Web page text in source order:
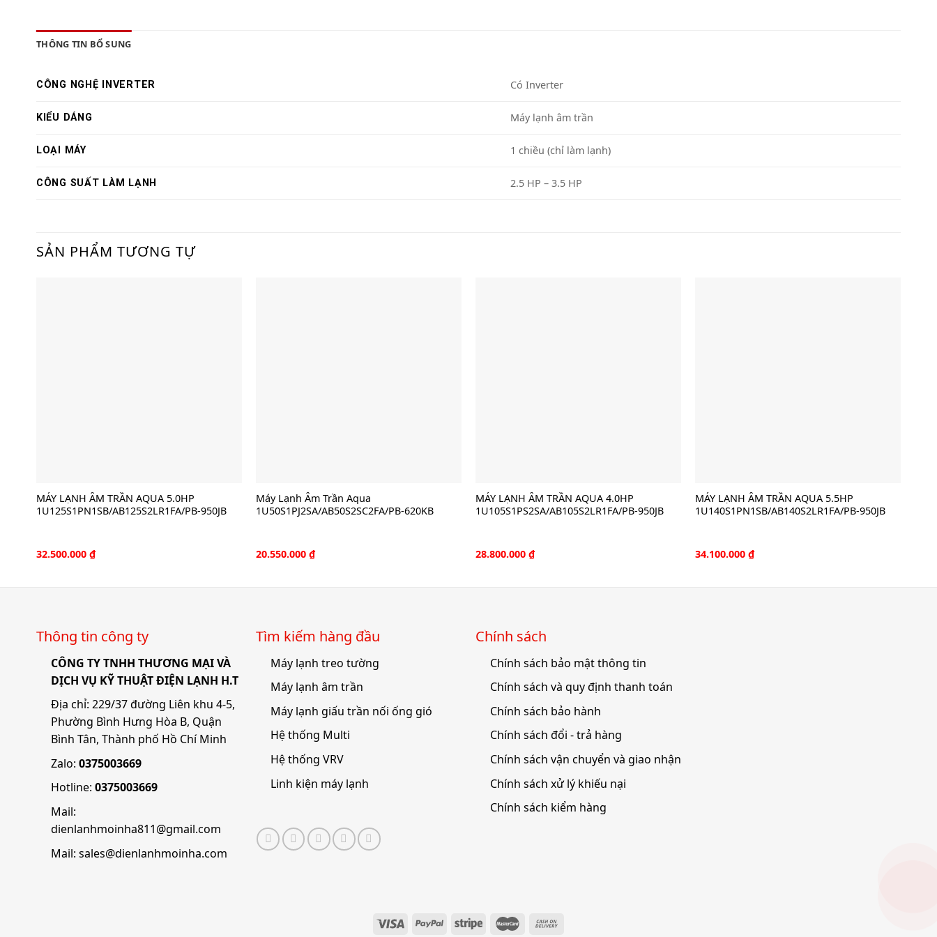
THÔNG TIN BỔ SUNG
CÔNG NGHỆ INVERTER Có Inverter
KIỂU DÁNG Máy lạnh âm trần
LOẠI MÁY 1 chiều (chỉ làm lạnh)
CÔNG SUẤT LÀM LẠNH 2.5 HP – 3.5 HP
SẢN PHẨM TƯƠNG TỰ
MÁY LẠNH ÂM TRẦN AQUA 5.0HP
1U125S1PN1SB/AB125S2LR1FA/PB-950JB
32.500.000 ₫
Máy Lạnh Âm Trần Aqua
1U50S1PJ2SA/AB50S2SC2FA/PB-620KB
20.550.000 ₫
MÁY LẠNH ÂM TRẦN AQUA 4.0HP
1U105S1PS2SA/AB105S2LR1FA/PB-950JB
28.800.000 ₫
MÁY LẠNH ÂM TRẦN AQUA 5.5HP
1U140S1PN1SB/AB140S2LR1FA/PB-950JB
34.100.000 ₫
Thông tin công ty
CÔNG TY TNHH THƯƠNG MẠI VÀ
DỊCH VỤ KỸ THUẬT ĐIỆN LẠNH H.T
Địa chỉ: 229/37 đường Liên khu 4-5,
Phường Bình Hưng Hòa B, Quận
Bình Tân, Thành phố Hồ Chí Minh
Zalo: 0375003669
Hotline: 0375003669
Mail:
dienlanhmoinha811@gmail.com
Mail: sales@dienlanhmoinha.com
Tìm kiếm hàng đầu
Máy lạnh treo tường
Máy lạnh âm trần
Máy lạnh giấu trần nối ống gió
Hệ thống Multi
Hệ thống VRV
Linh kiện máy lạnh
Chính sách
Chính sách bảo mật thông tin
Chính sách và quy định thanh toán
Chính sách bảo hành
Chính sách đổi - trả hàng
Chính sách vận chuyển và giao nhận
Chính sách xử lý khiếu nại
Chính sách kiểm hàng